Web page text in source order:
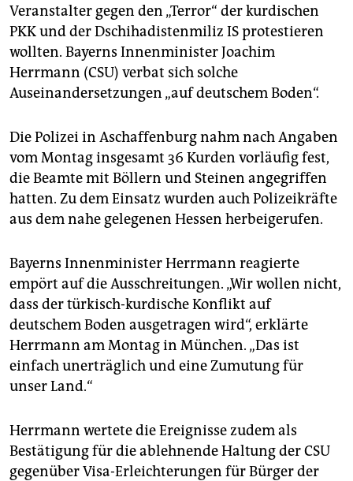
Veranstalter gegen den „Terror“ der kurdischen
PKK und der Dschihadistenmiliz IS protestieren
wollten. Bayerns Innenminister Joachim
Herrmann (CSU) verbat sich solche
Auseinandersetzungen „auf deutschem Boden“.
Die Polizei in Aschaffenburg nahm nach Angaben
vom Montag insgesamt 36 Kurden vorläufig fest,
die Beamte mit Böllern und Steinen angegriffen
hatten. Zu dem Einsatz wurden auch Polizeikräfte
aus dem nahe gelegenen Hessen herbeigerufen.
Bayerns Innenminister Herrmann reagierte
empört auf die Ausschreitungen. „Wir wollen nicht,
dass der türkisch-kurdische Konflikt auf
deutschem Boden ausgetragen wird“, erklärte
Herrmann am Montag in München. „Das ist
einfach unerträglich und eine Zumutung für
unser Land.“
Herrmann wertete die Ereignisse zudem als
Bestätigung für die ablehnende Haltung der CSU
gegenüber Visa-Erleichterungen für Bürger der